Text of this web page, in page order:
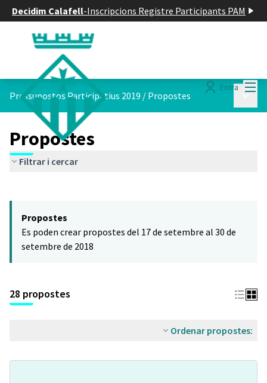
Decidim Calafell-Inscripcions Registre Participants PAM
Entra
Pressupostos Participatius 2019 / Propostes
Propostes
Filtrar i cercar
−
Propostes
Es poden crear propostes del 17 de setembre al 30 de
setembre de 2018
28 propostes
Ordenar propostes: